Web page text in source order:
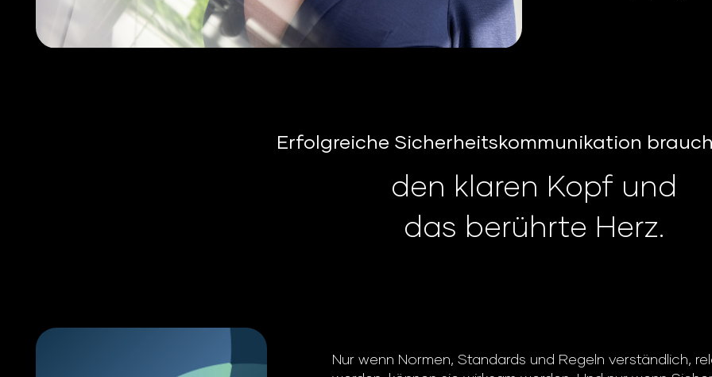
Erfolgreiche Sicherheitskommunikation
den klaren Kopf und
das berührte Herz.
Nur wenn Normen, Standards und Regeln verständlich,